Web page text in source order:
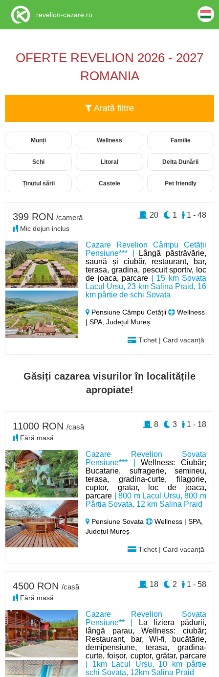
OFERTE REVELION 2026 - 2027
ROMANIA
Arată filtre
Munți Wellness Familie
Schi Litoral Delta Dunării
Ținutul sării Castele Pet friendly
Cazare Revelion Câmpu Cetății
Pensiune*** |
Lângă păstrăvărie,
saună și ciubăr, restaurant, bar,
terasa, gradina, pescuit sportiv, loc
de joaca, parcare | 15 km Sovata
Lacul Ursu, 23 km Salina Praid, 16
km pârtie de schi Sovata
Pensiune Câmpu Cetății
Wellness
| SPA, Județul Mureș
Tichet | Card vacanță
399 RON /cameră
Mic dejun inclus
1 - 48
1
20
Găsiți cazarea visurilor în localitățile
apropiate!
Cazare Revelion Sovata
Pensiune*** |Wellness: Ciubăr;
Bucatarie, sufragerie, semineu,
terasa, gradina-curte, filagorie,
cuptor, gratar, loc de joaca,
parcare | 800 m Lacul Ursu, 800 m
Pârtia Sovata, 12 km Salina Praid
Pensiune Sovata
Wellness | SPA,
Județul Mureș
Tichet | Card vacanță
11000 RON /casă
Fără masă
1 - 18
3
8
Cazare Revelion Sovata
Pensiune** |
La liziera pădurii,
lângă parau, Wellness: ciubăr;
Restaurant, bar, Wi-fi, bucătărie,
demipensiune, terasa, gradina-
curte, foișor, cuptor, grătar, parcare
| 1km Lacul Ursu, 10 km pârtie
schi Sovata, 12km Salina Praid
4500 RON /casă
Fără masă
1 - 58
2
18
revelion-cazare.ro